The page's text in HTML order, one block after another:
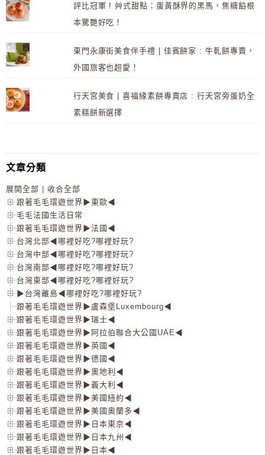
評比冠軍 ! 艸式甜點：蛋黃酥界的黑馬，焦糖餡根
本驚艷好吃！
東門永康街美食伴手禮 | 佳賓餅家 : 牛軋餅專賣，
外國旅客也超愛！
行天宮美食 | 喜福緣素餅專賣店 : 行天宮旁蛋奶全
素糕餅新選擇
文章分類
展開全部 | 收合全部
跟著毛毛環遊世界▶東歐◀
毛毛法國生活日常
跟著毛毛環遊世界▶法國◀
台灣北部◀哪裡好吃?哪裡好玩?
台灣中部◀哪裡好吃?哪裡好玩?
台灣南部◀哪裡好吃?哪裡好玩?
台灣東部◀哪裡好吃?哪裡好玩?
▶台灣離島◀哪裡好吃?哪裡好玩?
跟著毛毛環遊世界▶盧森堡Luxembourg◀
跟著毛毛環遊世界▶瑞士◀
跟著毛毛環遊世界▶阿拉伯聯合大公國UAE◀
跟著毛毛環遊世界▶英國◀
跟著毛毛環遊世界▶德國◀
跟著毛毛環遊世界▶奧地利◀
跟著毛毛環遊世界▶義大利◀
跟著毛毛環遊世界▶美國紐約◀
跟著毛毛環遊世界▶美國奧蘭多◀
跟著毛毛環遊世界▶日本東京◀
跟著毛毛環遊世界▶日本九州◀
跟著毛毛環遊世界▶日本◀